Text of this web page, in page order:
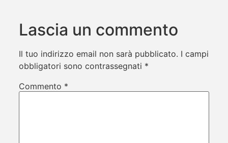
Lascia un commento
Il tuo indirizzo email non sarà pubblicato. I campi
obbligatori sono contrassegnati *
Commento *